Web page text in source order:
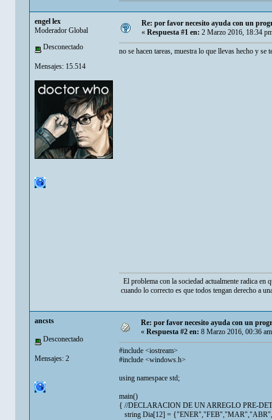
engel lex
Moderador Global
Desconectado
Mensajes: 15.514
Re: por favor necesito ayuda con un
« Respuesta #1 en: 2 Marzo 2016, 18:34
no se hacen tareas, muestra lo que llevas hecho y
El problema con la sociedad actualmente radica en
cuando lo correcto es que todos tengan derecho a
ancsts
Desconectado
Mensajes: 2
Re: por favor necesito ayuda con un
«Respuesta #2 en:8 Marzo 2016, 00:36
#include <iostream>
#include <windows.h>
using namespace std;
main()
{ //DECLARACION DE UN ARREGLO PRE-
string Dia[12] =